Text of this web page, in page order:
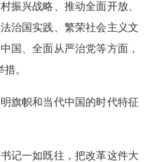
振兴战略、推动全面开放、
治国实践、繁荣社会主义文
国、全面从严治党等方面，
。
帜和当代中国的时代特征
一如既往，把改革这件大